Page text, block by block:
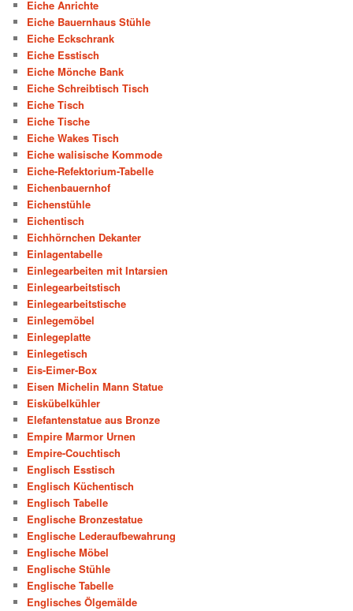
Eiche Anrichte
Eiche Bauernhaus Stühle
Eiche Eckschrank
Eiche Esstisch
Eiche Mönche Bank
Eiche Schreibtisch Tisch
Eiche Tisch
Eiche Tische
Eiche Wakes Tisch
Eiche walisische Kommode
Eiche-Refektorium-Tabelle
Eichenbauernhof
Eichenstühle
Eichentisch
Eichhörnchen Dekanter
Einlagentabelle
Einlegearbeiten mit Intarsien
Einlegearbeitstisch
Einlegearbeitstische
Einlegemöbel
Einlegeplatte
Einlegetisch
Eis-Eimer-Box
Eisen Michelin Mann Statue
Eiskübelkühler
Elefantenstatue aus Bronze
Empire Marmor Urnen
Empire-Couchtisch
Englisch Esstisch
Englisch Küchentisch
Englisch Tabelle
Englische Bronzestatue
Englische Lederaufbewahrung
Englische Möbel
Englische Stühle
Englische Tabelle
Englisches Ölgemälde